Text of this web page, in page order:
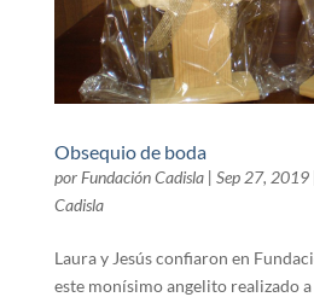
Obsequio de boda
por Fundación Cadisla| Sep 27, 2019
Cadisla
Laura y Jesús confiaron en
este monísimo angelito realizado